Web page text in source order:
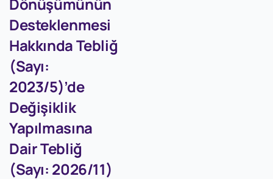
Dönüşümünün
Desteklenmesi
Hakkında Tebliğ
(Sayı:
2023/5)’de
Değişiklik
Yapılmasına
Dair Tebliğ
(Sayı: 2026/11)